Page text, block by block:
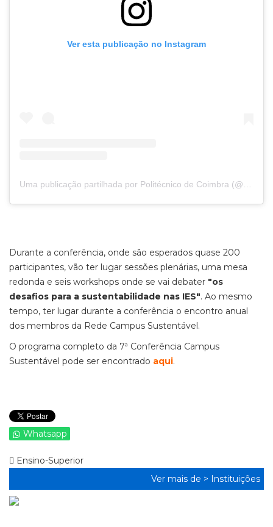
Ver esta publicação no Instagram
Uma publicação partilhada por Politécnico de Coimbra (@politecnicodecoimbra)
Durante a conferência, onde são esperados quase 200
participantes, vão ter lugar sessões plenárias, uma mesa
redonda e seis workshops onde se vai debater "os
desafios para a sustentabilidade nas IES". Ao mesmo
tempo, ter lugar durante a conferência o encontro anual
dos membros da Rede Campus Sustentável.
O programa completo da 7ª Conferência Campus
Sustentável pode ser encontrado aqui.
Whatsapp
Ensino-Superior
Ver mais de > Instituições